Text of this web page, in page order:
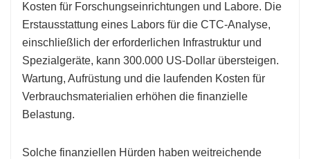
Kosten für Forschungseinrichtungen und Labore. Die
Erstausstattung eines Labors für die CTC-Analyse,
einschließlich der erforderlichen Infrastruktur und
Spezialgeräte, kann 300.000 US-Dollar übersteigen.
Wartung, Aufrüstung und die laufenden Kosten für
Verbrauchsmaterialien erhöhen die finanzielle
Belastung.
Solche finanziellen Hürden haben weitreichende